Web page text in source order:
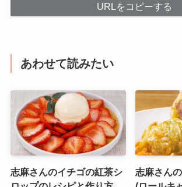
URLをコピーする
あわせて読みたい
志麻さんのイチゴの紅茶シ
志麻さん